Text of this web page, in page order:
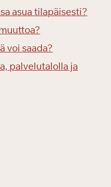
asua tilapäisesti?
voi saada?
palvelutalolla ja